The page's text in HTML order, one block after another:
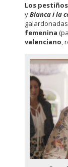
Los
yBlanca i la
femenina
valenciano,